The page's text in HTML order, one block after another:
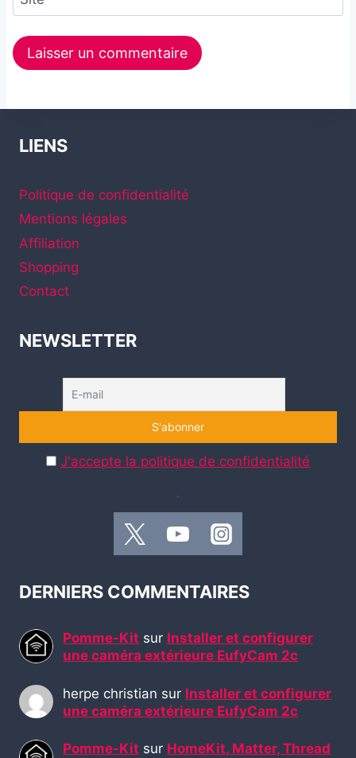
LIENS
Politique de confidentialité
Mentions légales
Affiliation
Shopping
Contact
NEWSLETTER
J'accepte la politique de confidentialité
.
DERNIERS COMMENTAIRES
Pomme-Kit sur Installer et configurer
une caméra extérieure EufyCam 2c
herpe christian sur Installer et configurer
une caméra extérieure EufyCam 2c
Pomme-Kit sur HomeKit, Matter, Thread